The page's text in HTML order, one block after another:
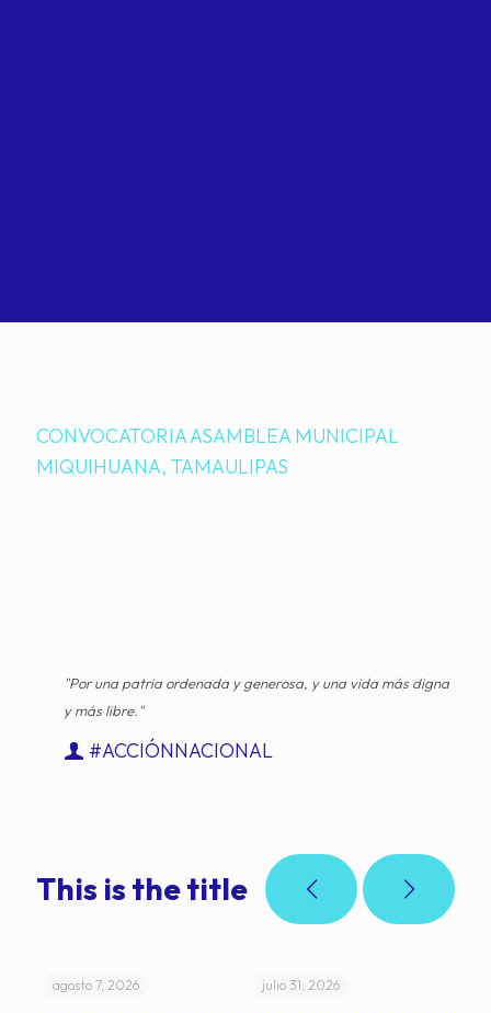
CONVOCATORIA ASAMBLEA MUNICIPAL
MIQUIHUANA, TAMAULIPAS
"Por una patria ordenada y generosa, y una vida más digna
y más libre."
#ACCIÓNNACIONAL
This is the title
agosto 7, 2026 julio 31, 2026